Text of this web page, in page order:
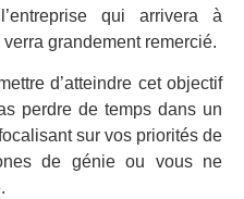
qui arrivera à
grandement remercié.
d’atteindre cet objectif
perdre de temps dans un
sur vos priorités de
de génie ou vous ne